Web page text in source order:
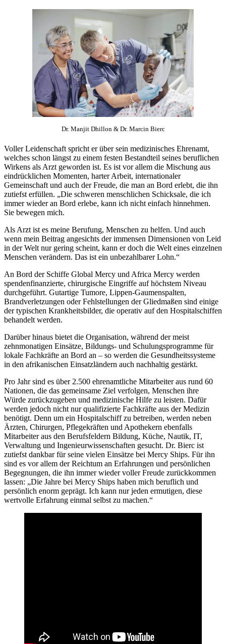
Dr. Manjit Dhillon & Dr. Marcin Bierc
Voller Leidenschaft spricht er über sein medizinisches Ehrenamt,
welches schon längst zu einem festen Bestandteil seines beruflichen
Wirkens als Arzt geworden ist. Es ist vor allem die Mischung aus
eindrücklichen Momenten, harter Arbeit, internationaler
Gemeinschaft und auch der Freude, die man an Bord erlebt, die ihn
zutiefst erfüllen. „Die schweren menschlichen Schicksale, die ich
immer wieder an Bord erlebe, kann ich nicht einfach hinnehmen.
Sie bewegen mich.
Als Arzt ist es meine Berufung, Menschen zu helfen. Und auch
wenn mein Beitrag angesichts der immensen Dimensionen von Leid
in der Welt nur gering scheint, kann er doch die Welt eines einzelnen
Menschen verändern. Das ist ein unbezahlbarer Lohn.“
An Bord der Schiffe Global Mercy und Africa Mercy werden
spendenfinanzierte, chirurgische Eingriffe auf höchstem Niveau
durchgeführt. Gutartige Tumore, Lippen-Gaumenspalten,
Brandverletzungen oder Fehlstellungen der Gliedmaßen sind einige
der typischen Krankheitsbilder, die operativ auf den Hospitalschiffen
behandelt werden.
Darüber hinaus bietet die Organisation, während der meist
zehnmonatigen Einsätze, Bildungs- und Schulungsprogramme für
lokale Fachkräfte an Bord an – so werden die Gesundheitssysteme
in den afrikanischen Einsatzländern auch nachhaltig gestärkt.
Pro Jahr sind es über 2.500 ehrenamtliche Mitarbeiter aus rund 60
Nationen, die das gemeinsame Ziel verfolgen, Menschen ihre
Würde zurückzugeben und medizinische Hilfe zu leisten. Dafür
werden jedoch nicht nur qualifizierte Fachkräfte aus der Medizin
benötigt. Denn um ein Hospitalschiff zu betreiben, werden neben
Ärzten, Chirurgen, Pflegekräften und Apothekern ebenfalls
Mitarbeiter aus den Berufsfeldern Bildung, Küche, Nautik, IT,
Verwaltung und Ingenieurwissenschaften gesucht. Dr. Bierc ist
zutiefst dankbar für seine vielen Einsätze bei Mercy Ships. Für ihn
sind es vor allem der Reichtum an Erfahrungen und persönlichen
Begegnungen, die ihn immer wieder voller Freude zurückkommen
lassen: „Die Jahre bei Mercy Ships haben mich beruflich und
persönlich enorm geprägt. Ich kann nur jeden ermutigen, diese
wertvolle Erfahrung einmal selbst zu machen.“